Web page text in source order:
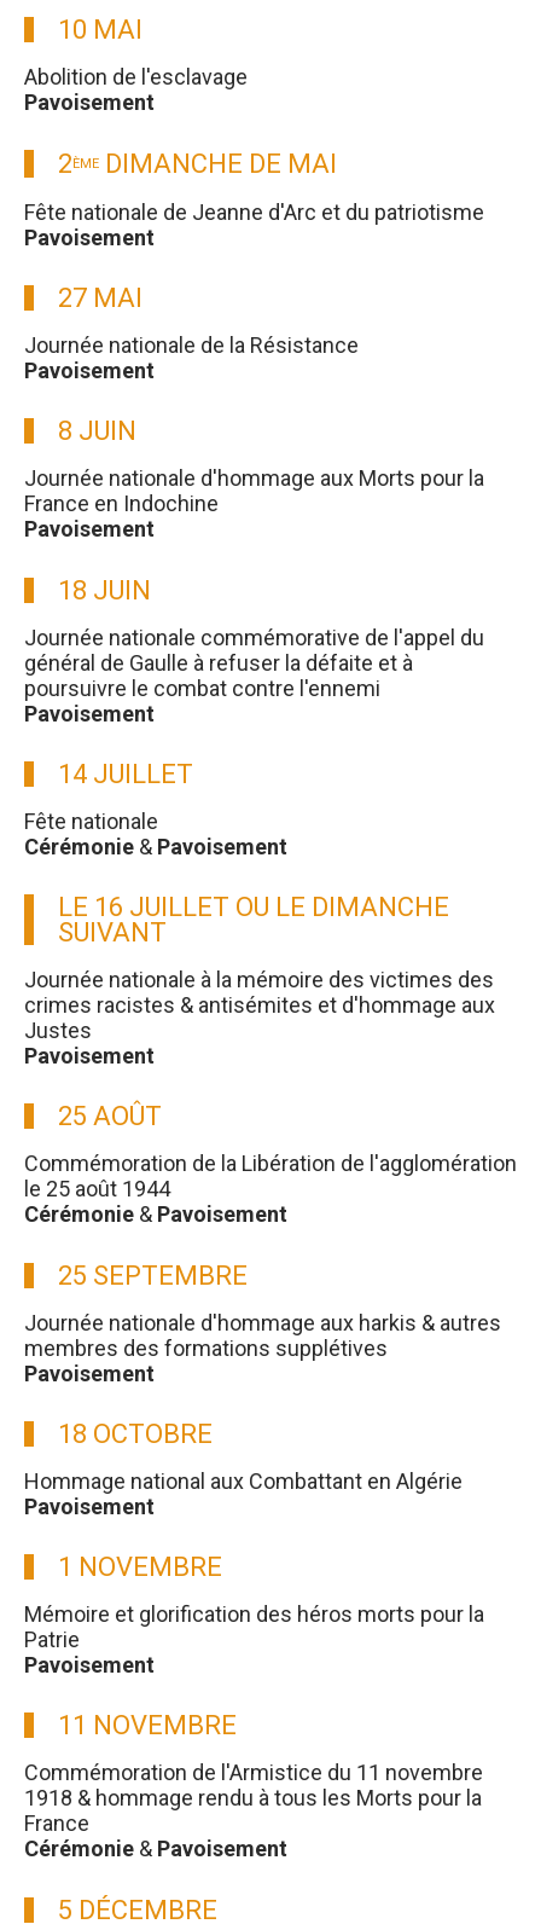
10 MAI
Abolition de l'esclavage
Pavoisement
2ÈME DIMANCHE DE MAI
Fête nationale de Jeanne d'Arc et du patriotisme
Pavoisement
27 MAI
Journée nationale de la Résistance
Pavoisement
8 JUIN
Journée nationale d'hommage aux Morts pour la
France en Indochine
Pavoisement
18 JUIN
Journée nationale commémorative de l'appel du
général de Gaulle à refuser la défaite et à
poursuivre le combat contre l'ennemi
Pavoisement
14 JUILLET
Fête nationale
Cérémonie & Pavoisement
LE 16 JUILLET OU LE DIMANCHE
SUIVANT
Journée nationale à la mémoire des victimes des
crimes racistes & antisémites et d'hommage aux
Justes
Pavoisement
25 AOÛT
Commémoration de la Libération de l'agglomération
le 25 août 1944
Cérémonie & Pavoisement
25 SEPTEMBRE
Journée nationale d'hommage aux harkis & autres
membres des formations supplétives
Pavoisement
18 OCTOBRE
Hommage national aux Combattant en Algérie
Pavoisement
1 NOVEMBRE
Mémoire et glorification des héros morts pour la
Patrie
Pavoisement
11 NOVEMBRE
Commémoration de l'Armistice du 11 novembre
1918 & hommage rendu à tous les Morts pour la
France
Cérémonie & Pavoisement
5 DÉCEMBRE